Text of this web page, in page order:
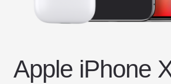
Apple iPhone